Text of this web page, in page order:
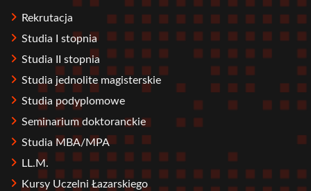
Rekrutacja
Studia I stopnia
Studia II stopnia
Studia jednolite magisterskie
Studia podyplomowe
Seminarium doktoranckie
Studia MBA/MPA
LL.M.
Kursy Uczelni Łazarskiego